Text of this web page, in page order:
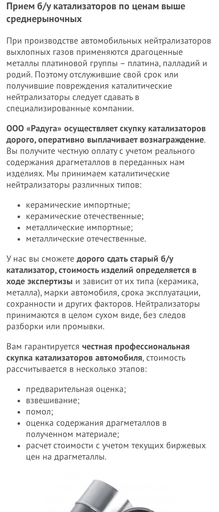
Прием б/у катализаторов по ценам выше
среднерыночных
При производстве автомобильных нейтрализаторов
выхлопных газов применяются драгоценные
металлы платиновой группы – платина, палладий и
родий. Поэтому отслужившие свой срок или
получившие повреждения каталитические
нейтрализаторы следует сдавать в
специализированные компании.
ООО «Радуга» осуществляет скупку катализаторов
дорого, оперативно выплачивает вознаграждение.
Вы получите честную оплату с учетом реального
содержания драгметаллов в переданных нам
изделиях. Мы принимаем каталитические
нейтрализаторы различных типов:
керамические импортные;
керамические отечественные;
металлические импортные;
металлические отечественные.
У нас вы сможетедорого сдать старый б/у
катализатор, стоимость изделий определяется в
ходе экспертизы и зависит от их типа (керамика,
металла), марки автомобиля, срока эксплуатации,
сохранности и других факторов. Нейтрализаторы
принимаются в целом сухом виде, без следов
разборки или промывки.
Вам гарантируетсячестная профессиональная
скупка катализаторов автомобиля, стоимость
рассчитывается в несколько этапов:
предварительная оценка;
взвешивание;
помол;
оценка содержания драгметаллов в
полученном материале;
расчет стоимости с учетом текущих биржевых
цен на драгметаллы.